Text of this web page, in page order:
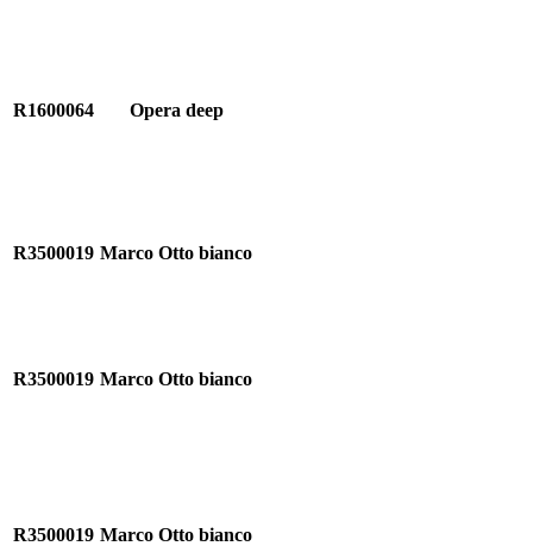
R1600064 Opera deep
R3500019 Marco Otto bianco
R3500019 Marco Otto bianco
R3500019 Marco Otto bianco